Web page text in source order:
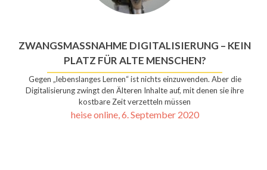
ZWANGSMASSNAHME DIGITALISIERUNG – KEIN P
LATZ FÜR ALTE MENSCHEN?
Gegen „lebenslanges Lernen“ ist nichts einzuwenden. Aber die
Digitalisierung zwingt den Älteren Inhalte auf, mit denen sie ihre
kostbare Zeit verzetteln müssen
heise online, 6. September 2020